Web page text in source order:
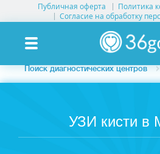
Публичная оферта
Политика
Согласие на обработку
УСЛУГИ КЛИНИК
КЛИНИКИ НА КАРТЕ
ПАМЯТКА ПАЦИЕНТУ
Поиск диагностических центров
УЗИ кисти в